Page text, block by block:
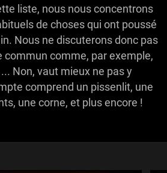
liste, nous nous concentrons
de choses qui ont poussé
Nous ne discuterons donc pas
commun comme, par exemple,
Non, vaut mieux ne pas y
comprend un pissenlit, une
une corne, et plus encore !